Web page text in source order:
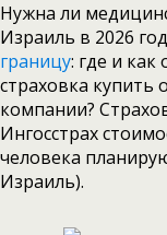
Нужна ли
Израиль в 2026
границу: где и
страховка купить
компании?
Ингосстрах
человека
Израиль).